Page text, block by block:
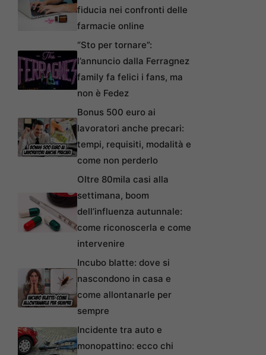
fiducia nei confronti delle
farmacie online
“Sto per tornare”:
l’annuncio dalla Ferragnez
family fa felici i fans, ma
non è Fedez
Bonus 500 euro ai
lavoratori anche precari:
tempi, requisiti, modalità e
come non perderlo
Oltre 80mila casi alla
settimana, boom
dell’influenza autunnale:
come riconoscerla e come
intervenire
Incubo blatte: dove si
nascondono in casa e
come allontanarle per
sempre
Incidente tra auto e
monopattino: ecco chi